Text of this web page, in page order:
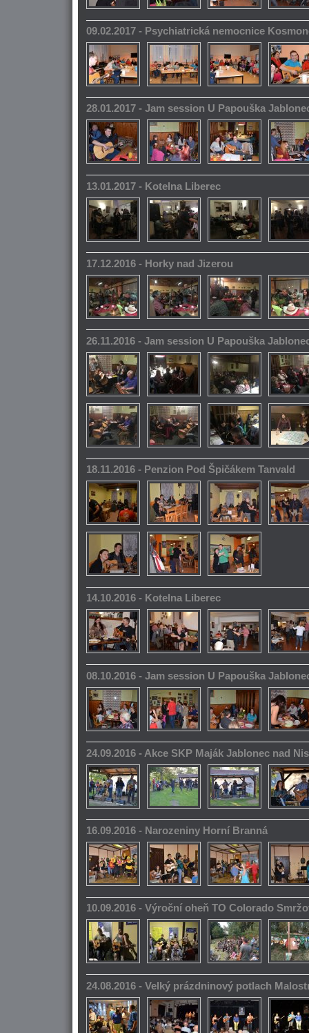
09.02.2017 - Psychiatrická nemocnice
28.01.2017 - Jam session U Papouška
13.01.2017 - Kotelna Liberec
17.12.2016 - Horky nad Jizerou
26.11.2016 - Jam session U Papouška
18.11.2016 - Penzion Pod Špičákem Tanvald
14.10.2016 - Kotelna Liberec
08.10.2016 - Jam session U Papouška
24.09.2016 - Akce SKP Maják Jablonec nad
16.09.2016 - Narozeniny Horní Branná
10.09.2016 - Výroční oheň TO Colorado
24.08.2016 - Velký prázdninový potlach